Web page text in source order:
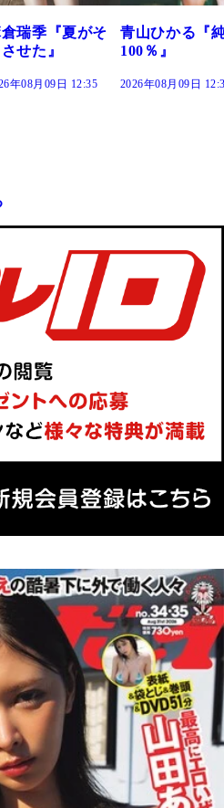
ひかる『純度
％』
年08月09日 12:30
2026年08月09日